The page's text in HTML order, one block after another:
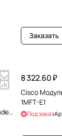
Заказать
8 322.60 ₽
Cisco
1MFT-E1
Под заказ